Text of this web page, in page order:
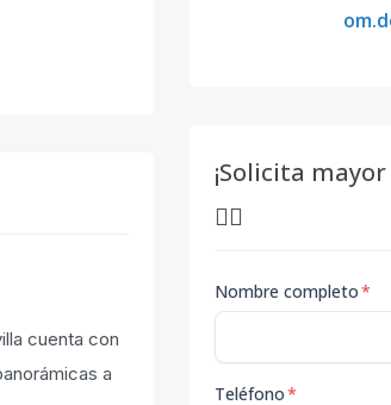
cuenta con
a
¡Solicita
👇🏽
Nombre completo*
Teléfono*